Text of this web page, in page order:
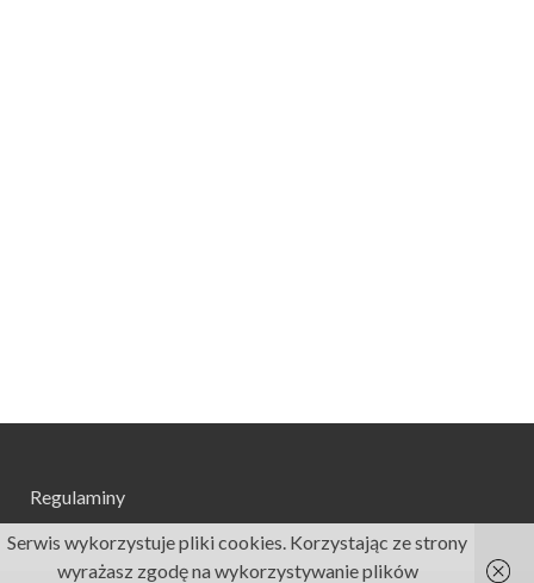
Regulaminy
Serwis wykorzystuje pliki cookies. Korzystając ze strony
wyrażasz zgodę na wykorzystywanie plików